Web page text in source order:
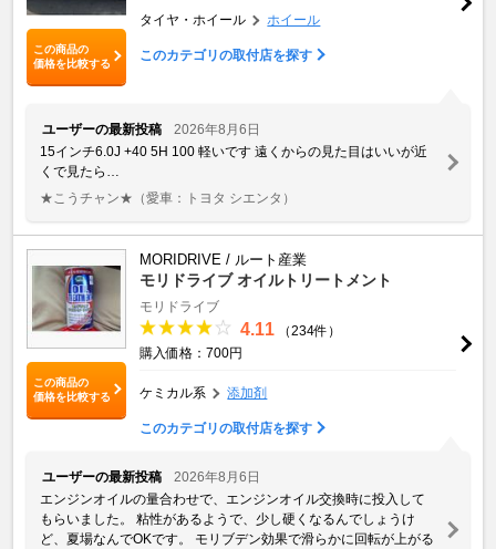
この商品の
価格を比較する
タイヤ・ホイール ホイール
このカテゴリの取付店を探す
ユーザーの最新投稿
2026年8月6日
15インチ6.0J +40 5H 100 軽いです 遠くからの見た目はいいが近
くで見たら…
★こうチャン★ （愛車：トヨタ シエンタ）
この商品の
価格を比較する
MORIDRIVE / ルート産業
モリドライブ オイルトリートメント
モリドライブ
4.11
（234件）
購入価格：700円
ケミカル系 添加剤
このカテゴリの取付店を探す
ユーザーの最新投稿
2026年8月6日
エンジンオイルの量合わせで、エンジンオイル交換時に投入して
もらいました。 粘性があるようで、少し硬くなるんでしょうけ
ど、夏場なんでOKです。 モリブデン効果で滑らかに回転が上がる